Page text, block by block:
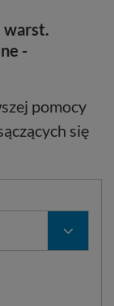
warst.
-
pomocy
się